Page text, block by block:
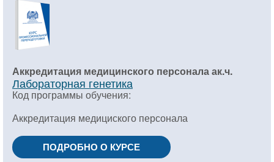
Аккредитация медицинского персонала ак.ч.
Лабораторная генетика
Код программы обучения:
Аккредитация медициского персонала
ПОДРОБНО О КУРСЕ